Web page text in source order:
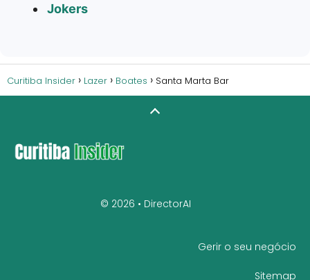
Jokers
Curitiba Insider Lazer Boates Santa Marta Bar
© 2026 • DirectorAI
Gerir o seu negócio
Sitemap